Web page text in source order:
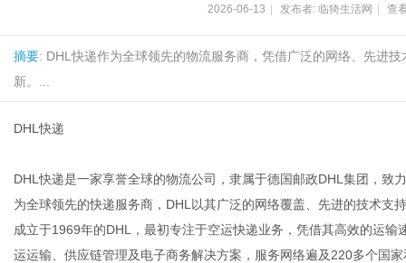
2026-06-13 发布者: 临猗生活网 查
摘要: DHL快递作为全球领先的物流服务商，凭借广泛的网络、先进
新。...
DHL快递
DHL快递是一家享誉全球的物流公司，隶属于德国邮政DHL集团，致
为全球领先的快递服务商，DHL以其广泛的网络覆盖、先进的技术支
成立于1969年的DHL，最初专注于空运快递业务，凭借其高效的运
运运输、供应链管理及电子商务解决方案，服务网络遍及220多个国